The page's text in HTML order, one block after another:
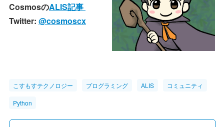
CosmosのALIS記事
Twitter: @cosmoscx
こすもすテクノロジー プログラミング ALIS コミュニティ
Python